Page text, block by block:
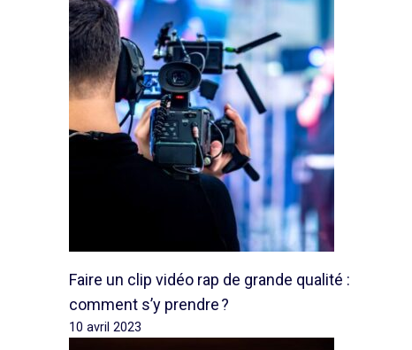
Faire un clip vidéo rap de grande qualité :
comment s’y prendre ?
10 avril 2023